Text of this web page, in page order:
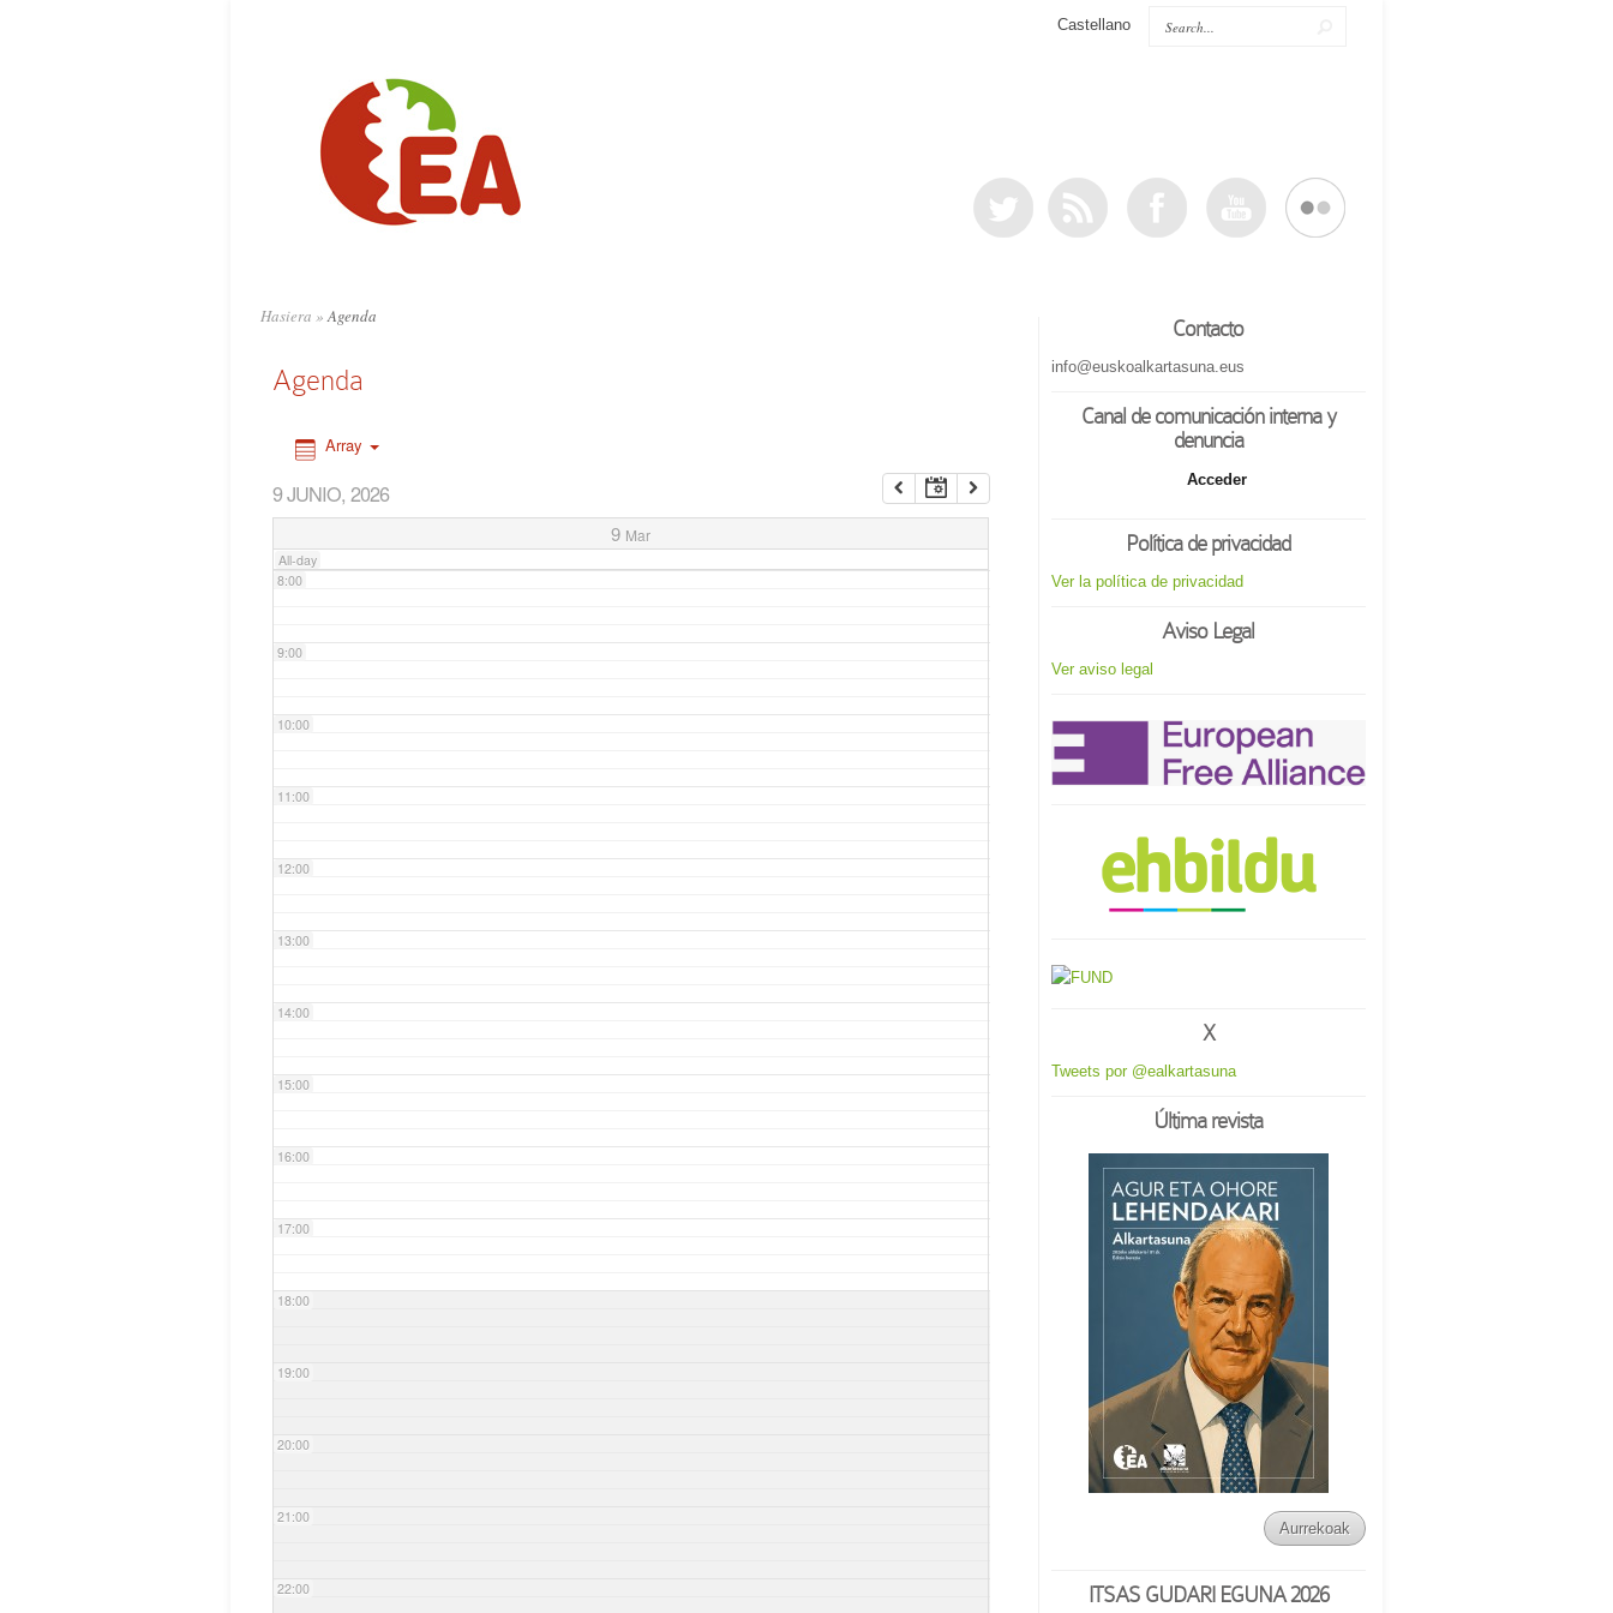
Castellano
Hasiera »Agenda
Agenda
Array
9 JUNIO, 2026
9 Mar
All-day
6:00
8:00
9:00
10:00
11:00
12:00
13:00
14:00
15:00
16:00
17:00
18:00
19:00
20:00
21:00
22:00
Contacto
info@euskoalkartasuna.eus
Canal de comunicación interna y
denuncia
Acceder
Política de privacidad
Ver la política de privacidad
Aviso Legal
Ver aviso legal
X
Tweets por @ealkartasuna
Última revista
Aurrekoak
ITSAS GUDARI EGUNA 2026